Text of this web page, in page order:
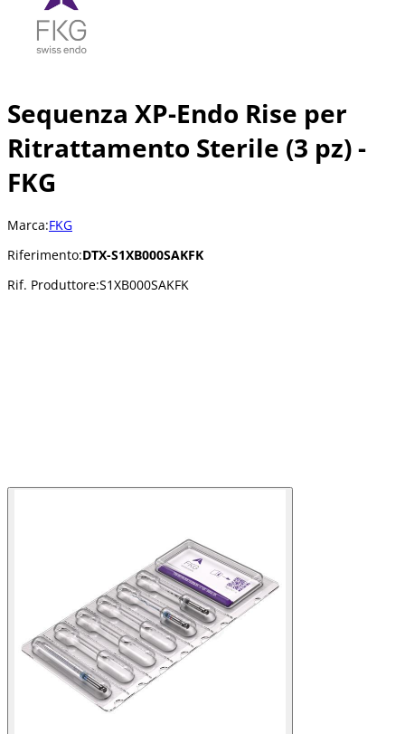
Sequenza XP-Endo Rise per
Ritrattamento Sterile (3 pz) -
FKG
Marca:FKG
Riferimento:DTX-S1XB000SAKFK
Rif. Produttore:S1XB000SAKFK